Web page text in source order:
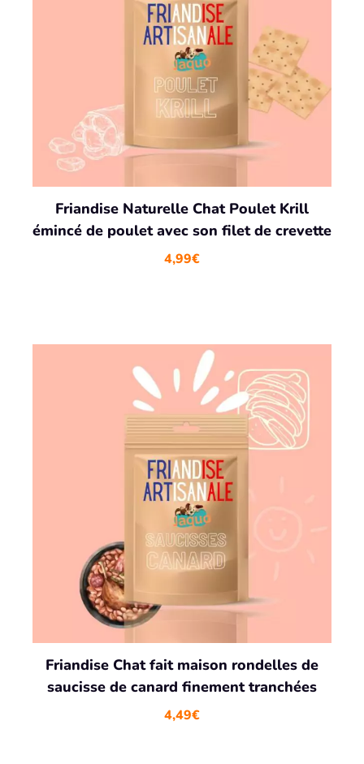
Friandise Naturelle Chat Poulet Krill
émincé de poulet avec son filet de crevette
4,99€
Friandise Chat fait maison rondelles de
saucisse de canard finement tranchées
4,49€